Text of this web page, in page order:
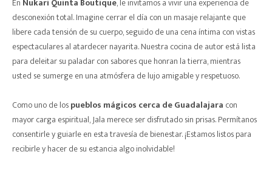
desconexión total. Imagine cerrar el día con un masaje relajante que
libere cada tensión de su cuerpo, seguido de una cena íntima con vistas
espectaculares al atardecer nayarita. Nuestra cocina de autor está lista
para deleitar su paladar con sabores que honran la tierra, mientras
usted se sumerge en una atmósfera de lujo amigable y respetuoso.
Como uno de lospueblos mágicos cerca de Guadalajara con
mayor carga espiritual, Jala merece ser disfrutado sin prisas. Permítanos
consentirle y guiarle en esta travesía de bienestar. ¡Estamos listos para
recibirle y hacer de su estancia algo inolvidable!